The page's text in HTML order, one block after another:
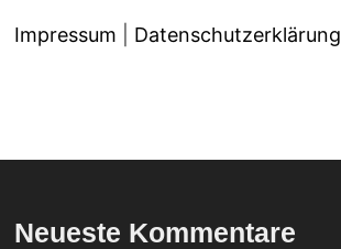
Impressum Datenschutzerklärung
Neueste Kommentare